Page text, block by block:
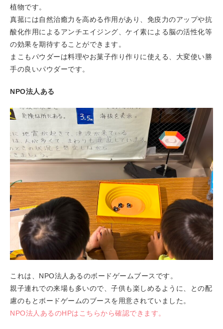
植物です。
真菰には自然治癒力を高める作用があり、免疫力のアップや抗
酸化作用によるアンチエイジング、ケイ素による脳の活性化等
の効果を期待することができます。
まこもパウダーは料理やお菓子作り作りに使える、大変使い勝
手の良いパウダーです。
NPO法人ある
これは、NPO法人あるのボードゲームブースです。
親子連れでの来場も多いので、子供も楽しめるように、との配
慮のもとボードゲームのブースを用意されていました。
NPO法人あるのHPはこちらから確認できます。